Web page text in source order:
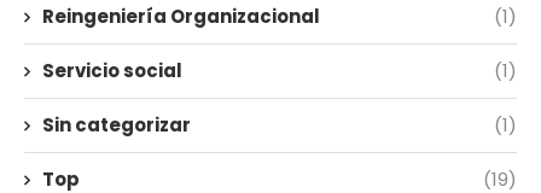
Reingeniería Organizacional (1)
Servicio social (1)
Sin categorizar (1)
Top (19)